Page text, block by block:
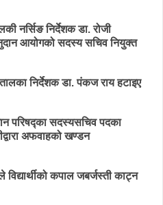
नर्सिङ निर्देशक डा. रोजी
आयोगको सदस्य सचिव नियुक्त
निर्देशक डा. पंकज राय हटाइए
परिषद्का सदस्यसचिव पदका
अफवाहको खण्डन
कपाल जबर्जस्ती काट्न